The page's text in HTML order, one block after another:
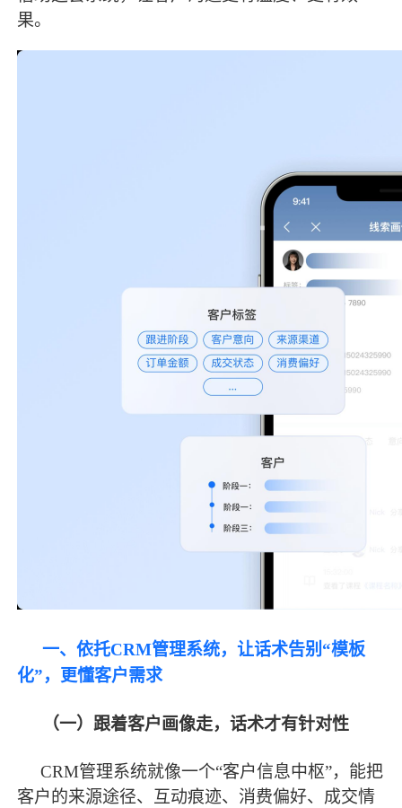
果。
一、依托CRM管理系统，让话术告别“模板
化”，更懂客户需求
（一）跟着客户画像走，话术才有针对性
CRM管理系统就像一个“客户信息中枢”，能把
客户的来源途径、互动痕迹、消费偏好、成交情